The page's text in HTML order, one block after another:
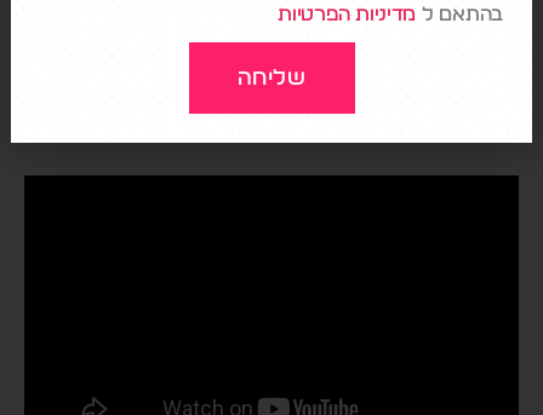
שלה בשטח: לא הכל זה כסף, יש גם ערכים, יש תרומה
בהתאם ל מדיניות הפרטיות
שליחה